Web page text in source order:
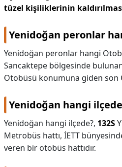
tüzel kişiliklerinin
Yenidoğan peronlar
Yenidoğan peronlar hangi
Sancaktepe bölgesinde
Otobüsü konumuna giden son
Yenidoğan hangi
Yenidoğan hangi ilçede?, 132S
Metrobüs hattı, İETT
veren bir otobüs hattıdır.